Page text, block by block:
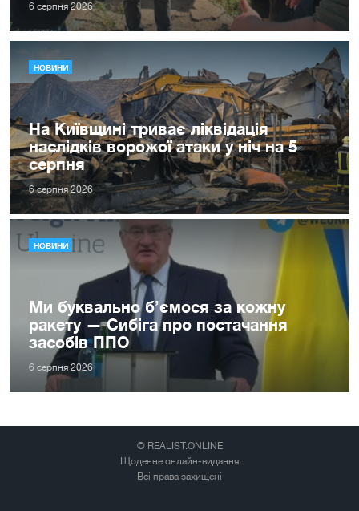
6 серпня 2026
НОВИНИ
На Київщині триває ліквідація
наслідків ворожої атаки у ніч на 5
серпня
6 серпня 2026
НОВИНИ
Ми буквально б’ємося за кожну
ракету — Сибіга про постачання
засобів ППО
6 серпня 2026
© REALIST.ONLINE
Щоденне онлайн-видання
Всі права захищені